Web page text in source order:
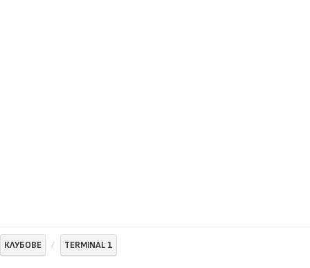
КЛУБОВЕ TERMINAL 1